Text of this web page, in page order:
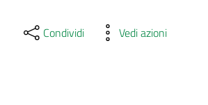
Condividi Vedi azioni